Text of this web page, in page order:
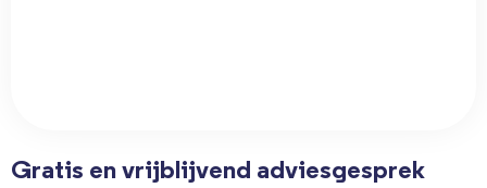
Gratis en vrijblijvend adviesgesprek